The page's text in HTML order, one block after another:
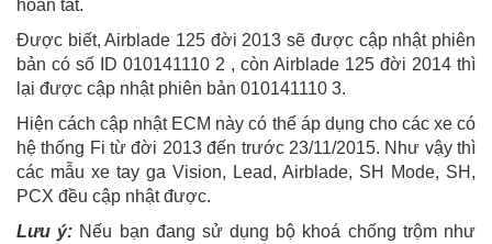
hoàn tất.
Được biết, Airblade 125 đời 2013 sẽ được cập nhật phiên
bản có số ID 010141110 2 , còn Airblade 125 đời 2014 thì
lại được cập nhật phiên bản 010141110 3.
Hiện cách cập nhật ECM này có thể áp dụng cho các xe có
hệ thống Fi từ đời 2013 đến trước 23/11/2015. Như vậy thì
các mẫu xe tay ga Vision, Lead, Airblade, SH Mode, SH,
PCX đều cập nhật được.
Lưu ý: Nếu bạn đang sử dụng bộ khoá chống trộm như